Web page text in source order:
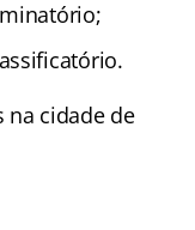
na cidade de